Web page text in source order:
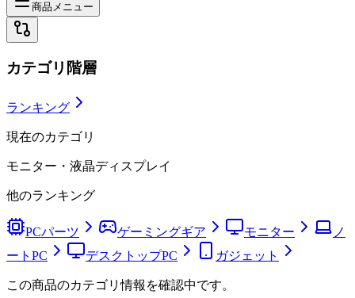
商品メニュー
カテゴリ階層
ランキング
現在のカテゴリ
モニター・液晶ディスプレイ
他のランキング
PCパーツ ゲーミングギア モニター
ノ
ートPC
デスクトップPC ガジェット
この商品のカテゴリ情報を確認中です。